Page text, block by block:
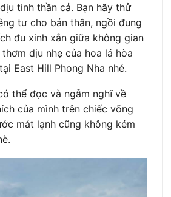
tinh thần cả. Bạn hãy thử
tư cho bản thân, ngồi đung
đu xinh xắn giữa không gian
dịu nhẹ của hoa lá hòa
East Hill Phong Nha nhé.
thể đọc và ngẫm nghĩ về
của mình trên chiếc võng
mát lạnh cũng không kém